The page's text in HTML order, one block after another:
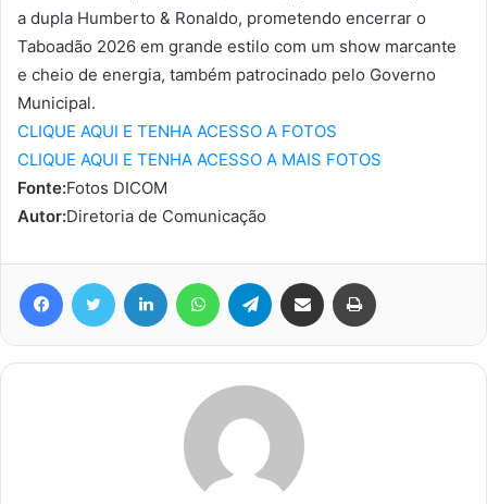
a dupla Humberto & Ronaldo, prometendo encerrar o
Taboadão 2026 em grande estilo com um show marcante
e cheio de energia, também patrocinado pelo Governo
Municipal.
CLIQUE AQUI E TENHA ACESSO A FOTOS
CLIQUE AQUI E TENHA ACESSO A MAIS FOTOS
Fonte:Fotos DICOM
Autor:Diretoria de Comunicação
FacebookTwitter Linkedin WhatsAppTelegram Compartilhar via e-mail